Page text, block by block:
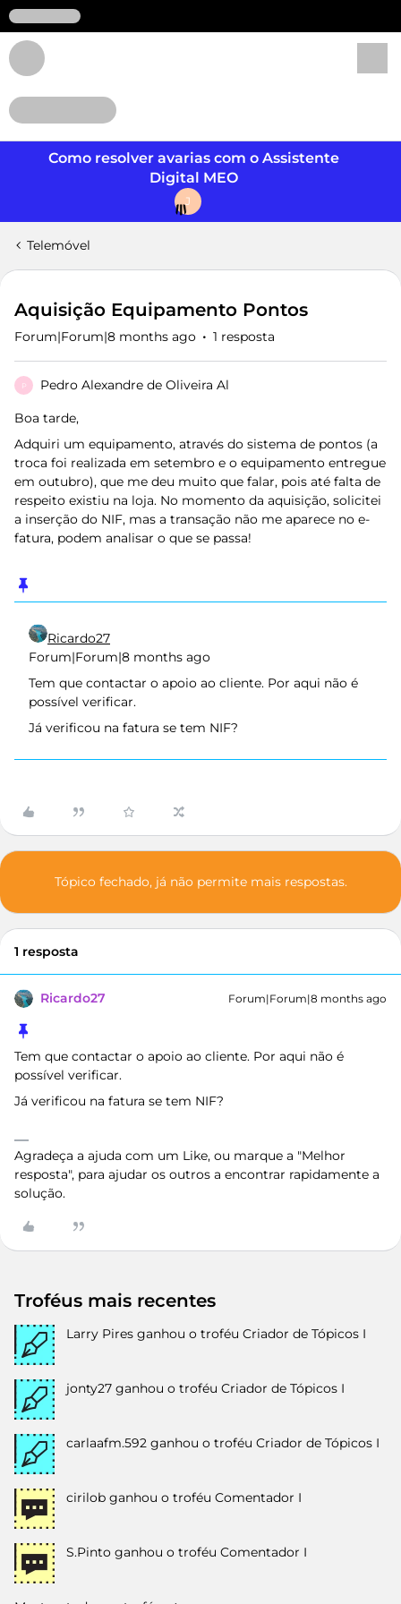
Como resolver avarias com o Assistente
Digital MEO
J
Telemóvel
Aquisição Equipamento Pontos
Forum|Forum|8 months ago 1 resposta
P Pedro Alexandre de Oliveira Al
Boa tarde,
Adquiri um equipamento, através do sistema de pontos (a
troca foi realizada em setembro e o equipamento entregue
em outubro), que me deu muito que falar, pois até falta de
respeito existiu na loja. No momento da aquisição, solicitei
a inserção do NIF, mas a transação não me aparece no e-
fatura, podem analisar o que se passa!
Ricardo27
Forum|Forum|8 months ago
Tem que contactar o apoio ao cliente. Por aqui não é
possível verificar.
Já verificou na fatura se tem NIF?
Tópico fechado, já não permite mais respostas.
1 resposta
Ricardo27 Forum|Forum|8 months ago
Tem que contactar o apoio ao cliente. Por aqui não é
possível verificar.
Já verificou na fatura se tem NIF?
Agradeça a ajuda com um Like, ou marque a "Melhor
resposta", para ajudar os outros a encontrar rapidamente a
solução.
Troféus mais recentes
Larry Pires ganhou o troféu Criador de Tópicos I
jonty27 ganhou o troféu Criador de Tópicos I
carlaafm.592 ganhou o troféu Criador de Tópicos I
cirilob ganhou o troféu Comentador I
S.Pinto ganhou o troféu Comentador I